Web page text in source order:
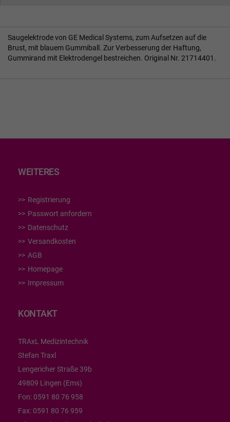
Saugelektrode von GE Medical Systems, zum Aufsetzen auf die
Brust, mit blauem Gummiball. Zur Verbesserung der Haftung,
Gummirand mit Elektrodengel bestreichen. Original Nr. 21714401.
WEITERES
Registrierung
Passwort anfordern
Datenschutz
Versandkosten
AGB
Homepage
Impressum
KONTAKT
TRAxL Medizintechnik
Stefan Traxl
Lengericher Straße 39b
49809 Lingen (Ems)
Fon: 0591 80 76 958
Fax: 0591 80 76 959